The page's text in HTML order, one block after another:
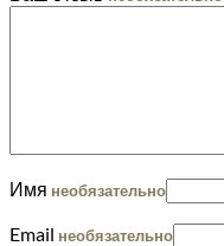
Имя необязательно
Email необязательно